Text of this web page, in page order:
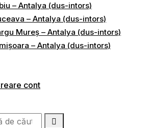
– Antalya (dus-intors)
– Antalya (dus-intors)
Mureș – Antalya (dus-intors)
– Antalya (dus-intors)
cont